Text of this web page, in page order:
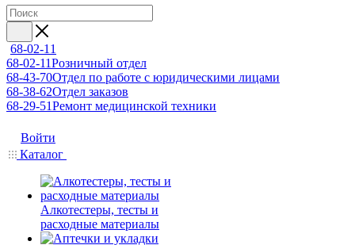
68-02-11
68-02-11Розничный отдел
68-43-70Отдел по работе с юридическими лицами
68-38-62Отдел заказов
68-29-51Ремонт медицинской техники
Войти
Каталог
Алкотестеры, тесты и
расходные материалы